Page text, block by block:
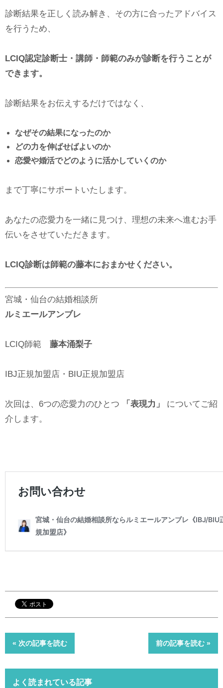
診断結果を正しく読み解き、その方に合ったアドバイス
を行うため、
LCIQ認定診断士・講師・師範のみが診断を行うことが
できます。
診断結果をお伝えするだけではなく、
なぜその結果になったのか
どの力を伸ばせばよいのか
恋愛や婚活でどのように活かしていくのか
まで丁寧にサポートいたします。
あなたの恋愛力を一緒に見つけ、理想の未来へ進むお手
伝いをさせていただきます。
LCIQ診断は師範の藤本におまかせください。
宮城・仙台の結婚相談所
ルミエールアンブレ
LCIQ師範 藤本涌梨子
IBJ正規加盟店・BIU正規加盟店
次回は、6つの恋愛力のひとつ 「表現力」
についてご紹
介します。
« 次の記事を読む 前の記事を読む »
よく読まれている記事